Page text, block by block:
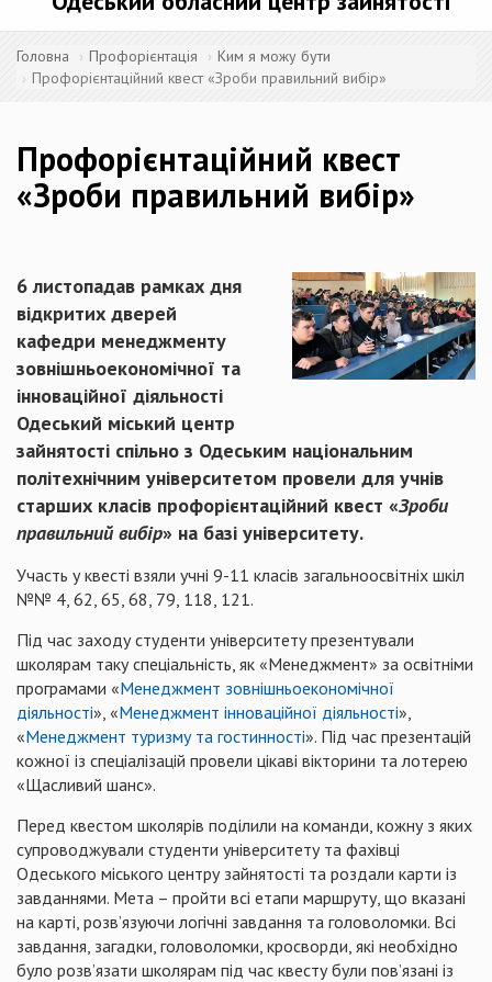
Головна Профорієнтація
Ким я можу бути
Профорієнтаційний квест «Зроби правильний вибір»
Профорієнтаційний квест
«Зроби правильний вибір»
6 листопадав рамках дня
відкритих дверей
кафедри менеджменту
зовнішньоекономічної та
інноваційної діяльності
Одеський міський центр
зайнятості спільно з Одеським національним
політехнічним університетом провели для учнів
старших класів профорієнтаційний квест «Зроби
правильний вибір» на базі університету.
Участь у квесті взяли учні 9-11 класів загальноосвітніх шкіл
№№ 4, 62, 65, 68, 79, 118, 121.
Під час заходу студенти університету презентували
школярам таку спеціальність, як «Менеджмент» за освітніми
програмами «Менеджмент зовнішньоекономічної
діяльності», «Менеджмент інноваційної діяльності»,
«Менеджмент туризму та гостинності». Під час презентацій
кожної із спеціалізацій провели цікаві вікторини та лотерею
«Щасливий шанс».
Перед квестом школярів поділили на команди, кожну з яких
супроводжували студенти університету та фахівці
Одеського міського центру зайнятості та роздали карти із
завданнями. Мета – пройти всі етапи маршруту, що вказані
на карті, розвʼязуючи логічні завдання та головоломки. Всі
завдання, загадки, головоломки, кросворди, які необхідно
було розвʼязати школярам під час квесту були повʼязані із